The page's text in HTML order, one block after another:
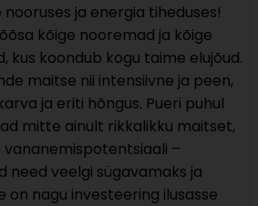
ja energia tiheduses!
kõige nooremad ja kõige
kus koondub kogu taime elujõud.
maitse nii intensiivne ja peen,
ja eriti hõngus. Pueri puhul
mitte ainult rikkalikku maitset,
–
need veelgi sügavamaks ja
on nagu investeering ilusasse